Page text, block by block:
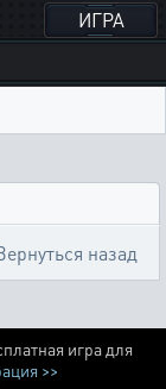
ИГРА
назад
игра для
>>